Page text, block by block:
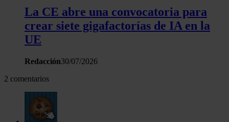
sitio web con nuestros partners de redes sociales,
análisis web, quienes pueden combinarla con otra
haya proporcionado o que hayan recopilado a partir del uso
hecho de sus servicios.
La CE abre una convocatoria para
crear siete gigafactorías de IA en la
UE
Redacción30/07/2026
2 comentarios